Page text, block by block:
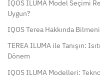
IQOS ILUMA Model Seçimi
Uygun?
IQOS Terea Hakkında
TEREA ILUMA ile Tanışın:
Dönem
IQOS ILUMA Modelleri: